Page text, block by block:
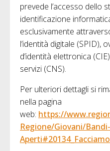
prevede l’accesso dello
identificazione
esclusivamente
l’identità digitale (SPID),
d’identità elettronica
servizi (CNS).
Per ulteriori dettagli si
nella pagina
web: https://
Regione/Giovani/Bandi-